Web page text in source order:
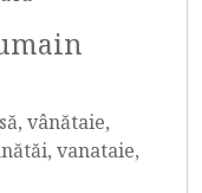
vânătaie,
vanataie,